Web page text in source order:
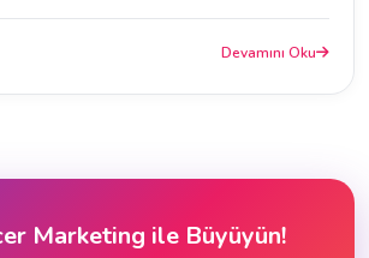
Devamını Oku
Marketing ile Büyüyün!